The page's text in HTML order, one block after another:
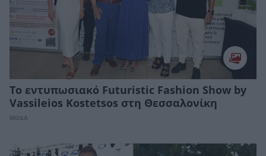
Το εντυπωσιακό Futuristic Fashion Show by
Vassileios Kostetsos στη Θεσσαλονίκη
ΜΟΔΑ